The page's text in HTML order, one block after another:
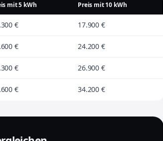
mit 5 kWh Preis mit 10 kWh
€ 17.900 €
€ 24.200 €
€ 26.900 €
€ 34.200 €